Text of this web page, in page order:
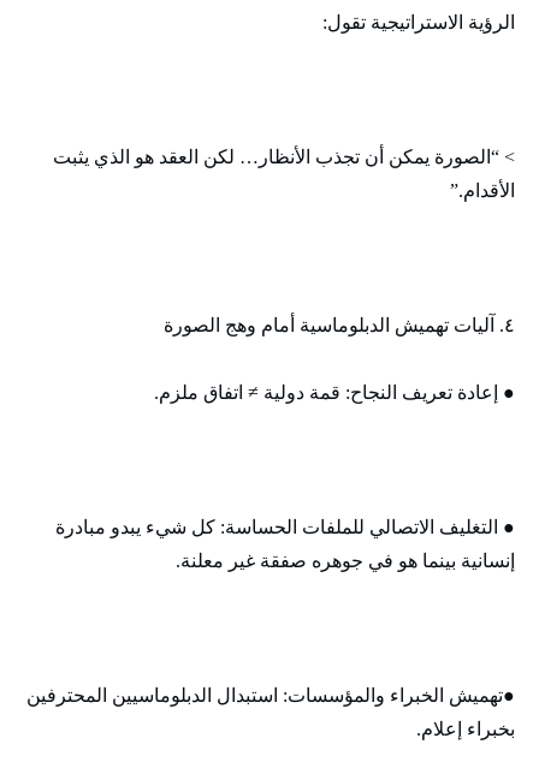
الرؤية الاستراتيجية تقول:
> “الصورة يمكن أن تجذب الأنظار… لكن العقد هو الذي يثبت
الأقدام.”
٤. آليات تهميش الدبلوماسية أمام وهج الصورة
● إعادة تعريف النجاح: قمة دولية ≠ اتفاق ملزم.
● التغليف الاتصالي للملفات الحساسة: كل شيء يبدو مبادرة
إنسانية بينما هو في جوهره صفقة غير معلنة.
●تهميش الخبراء والمؤسسات: استبدال الدبلوماسيين المحترفين
بخبراء إعلام.